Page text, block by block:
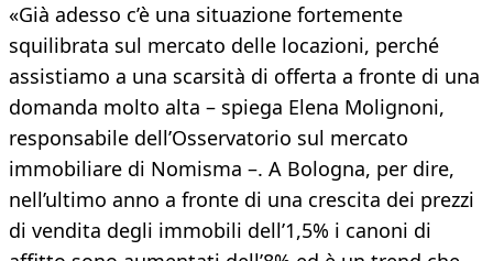
«Già adesso c’è una situazione fortemente
squilibrata sul mercato delle locazioni, perché
assistiamo a una scarsità di offerta a fronte di una
domanda molto alta – spiega Elena Molignoni,
responsabile dell’Osservatorio sul mercato
immobiliare di Nomisma –. A Bologna, per dire,
nell’ultimo anno a fronte di una crescita dei prezzi
di vendita degli immobili dell’1,5% i canoni di